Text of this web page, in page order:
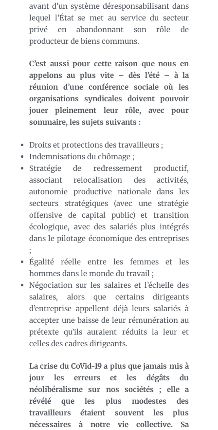
avant d’un système déresponsabilisant dans
lequel l’État se met au service du secteur
privé en abandonnant son rôle de
producteur de biens communs.
C’est aussi pour cette raison que nous en
appelons au plus vite – dès l’été – à la
réunion d’une conférence sociale où les
organisations syndicales doivent pouvoir
jouer pleinement leur rôle, avec pour
sommaire, les sujets suivants :
Droits et protections des travailleurs ;
Indemnisations du chômage ;
Stratégie de redressement productif,
associant relocalisation des activités,
autonomie productive nationale dans les
secteurs stratégiques (avec une stratégie
offensive de capital public) et transition
écologique, avec des salariés plus intégrés
dans le pilotage économique des entreprises
;
Égalité réelle entre les femmes et les
hommes dans le monde du travail ;
Négociation sur les salaires et l’échelle des
salaires, alors que certains dirigeants
d’entreprise appellent déjà leurs salariés à
accepter une baisse de leur rémunération au
prétexte qu’ils auraient réduits la leur et
celles des cadres dirigeants.
La crise du CoVid-19 a plus que jamais mis à
jour les erreurs et les dégâts du
néolibéralisme sur nos sociétés ; elle a
révélé que les plus modestes des
travailleurs étaient souvent les plus
nécessaires à notre vie collective. Sa